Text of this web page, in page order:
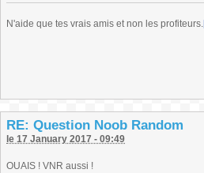
N'aide que tes vrais amis et non les profiteurs.
RE: Question Noob Random
le 17 January 2017 - 09:49
OUAIS ! VNR aussi !